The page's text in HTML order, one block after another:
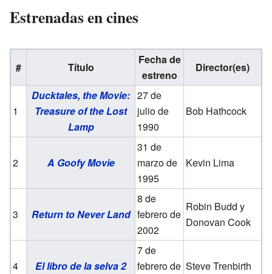
Estrenadas en cines
# Título
Fecha de
estreno
Director(es)
1
Ducktales, the Movie:
Treasure of the Lost
Lamp
27 de
julio de
1990
Bob Hathcock
2 A Goofy Movie
31 de
marzo de
1995
Kevin Lima
3 Return to Never Land
8 de
febrero de
2002
Robin Budd y
Donovan Cook
4 El libro de la selva 2
7 de
febrero de Steve Trenbirth